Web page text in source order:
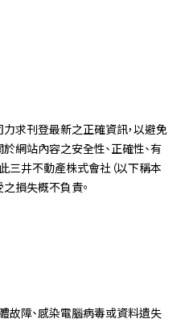
求刊登最新之正確資訊，以避免
網站內容之安全性、正確性、有
三井不動產株式會社（以下稱本
損失概不負責。
故障、感染電腦病毒或資料遺失